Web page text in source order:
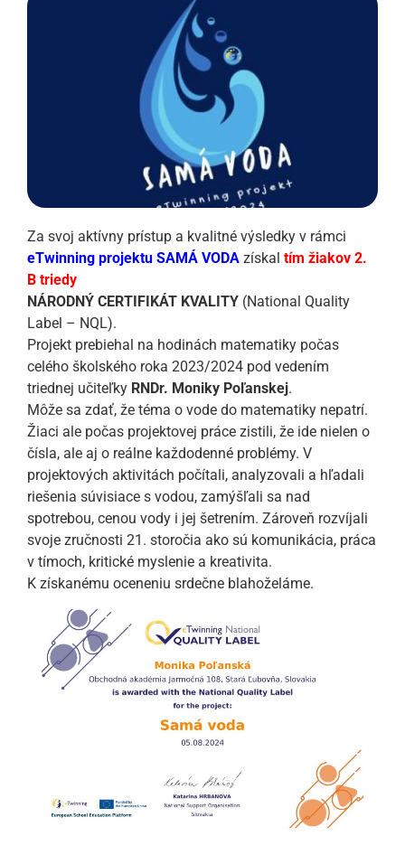
Za svoj aktívny prístup a kvalitné výsledky v rámci
eTwinning projektu SAMÁ VODA získal tím žiakov 2.
B triedy
NÁRODNÝ CERTIFIKÁT KVALITY (National Quality
Label – NQL).
Projekt prebiehal na hodinách matematiky počas
celého školského roka 2023/2024 pod vedením
triednej učiteľky RNDr. Moniky Poľanskej.
Môže sa zdať, že téma o vode do matematiky nepatrí.
Žiaci ale počas projektovej práce zistili, že ide nielen o
čísla, ale aj o reálne každodenné problémy. V
projektových aktivitách počítali, analyzovali a hľadali
riešenia súvisiace s vodou, zamýšľali sa nad
spotrebou, cenou vody i jej šetrením. Zároveň rozvíjali
svoje zručnosti 21. storočia ako sú komunikácia, práca
v tímoch, kritické myslenie a kreativita.
K získanému oceneniu srdečne blahoželáme.